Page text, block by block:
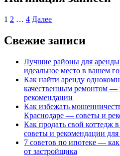
1 2 … 4 Далее
Свежие записи
Лучшие районы для
идеальное место в вашем
Как найти аренду
качественным ремонтом —
рекомендации
Как избежать
Краснодаре — советы и
Как продать свой коттедж
советы и рекомендации
7 советов по ипотеке —
от застройщика